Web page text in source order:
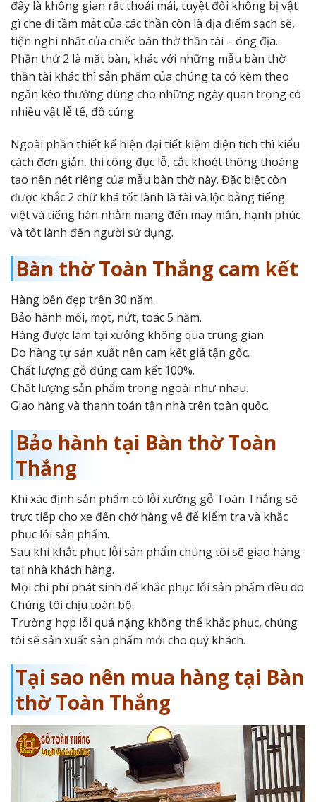
đây là không gian rất thoải mái, tuyệt đối không bị vật
gì che đi tầm mắt của các thần còn là địa điểm sạch sẽ,
tiện nghi nhất của chiếc bàn thờ thần tài – ông địa.
Phần thứ 2 là mặt bàn, khác với những mẫu bàn thờ
thần tài khác thì sản phẩm của chúng ta có kèm theo
ngăn kéo thường dùng cho những ngày quan trọng có
nhiều vật lễ tế, đồ cúng.
Ngoài phần thiết kế hiện đại tiết kiệm diện tích thì kiểu
cách đơn giản, thi công đục lỗ, cắt khoét thông thoáng
tạo nên nét riêng của mẫu bàn thờ này. Đặc biệt còn
được khắc 2 chữ khá tốt lành là tài và lộc bằng tiếng
việt và tiếng hán nhằm mang đến may mắn, hạnh phúc
và tốt lành đến người sử dụng.
Bàn thờ Toàn Thắng cam kết
Hàng bền đẹp trên 30 năm.
Bảo hành mối, mọt, nứt, toác 5 năm.
Hàng được làm tại xưởng không qua trung gian.
Do hàng tự sản xuất nên cam kết giá tận gốc.
Chất lượng gỗ đúng cam kết 100%.
Chất lượng sản phẩm trong ngoài như nhau.
Giao hàng và thanh toán tận nhà trên toàn quốc.
Bảo hành tại Bàn thờ Toàn
Thắng
Khi xác định sản phẩm có lỗi xưởng gỗ Toàn Thắng sẽ
trực tiếp cho xe đến chở hàng về để kiểm tra và khắc
phục lỗi sản phẩm.
Sau khi khắc phục lỗi sản phẩm chúng tôi sẽ giao hàng
tại nhà khách hàng.
Mọi chi phí phát sinh để khắc phục lỗi sản phẩm đều do
Chúng tôi chịu toàn bộ.
Trường hợp lỗi quá nặng không thể khắc phục, chúng
tôi sẽ sản xuất sản phẩm mới cho quý khách.
Tại sao nên mua hàng tại Bàn
thờ Toàn Thắng